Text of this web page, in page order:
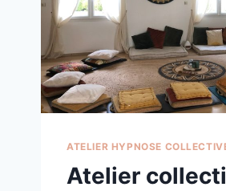
ATELIER HYPNOSE
Atelier